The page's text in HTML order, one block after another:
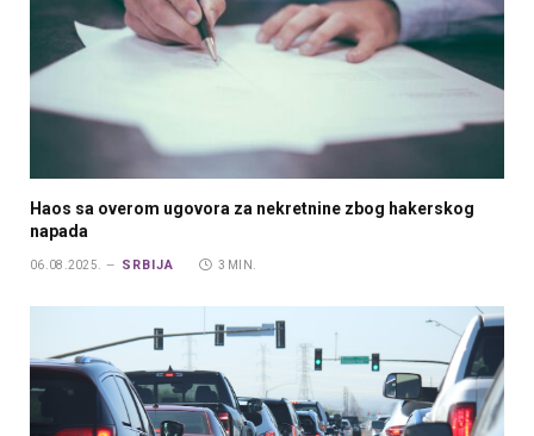
Haos sa overom ugovora za nekretnine zbog hakerskog
napada
06.08.2025. SRBIJA 3 MIN.